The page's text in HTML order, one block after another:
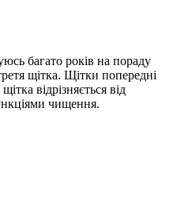
багато років на пораду
щітка. Щітки попередні
відрізняється від
чищення.